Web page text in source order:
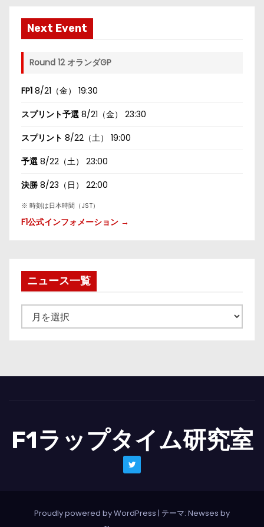
Next Event
Round 12 オランダGP
FP1 8/21（金） 19:30
スプリント予選 8/21（金） 23:30
スプリント 8/22（土） 19:00
予選 8/22（土） 23:00
決勝 8/23（日） 22:00
※ 時刻は日本時間（JST）
F1公式インフォメーション →
ニュース一覧
ュ
一
F1ラップタイム研究室
Proudly powered by WordPress | テーマ: Newses by